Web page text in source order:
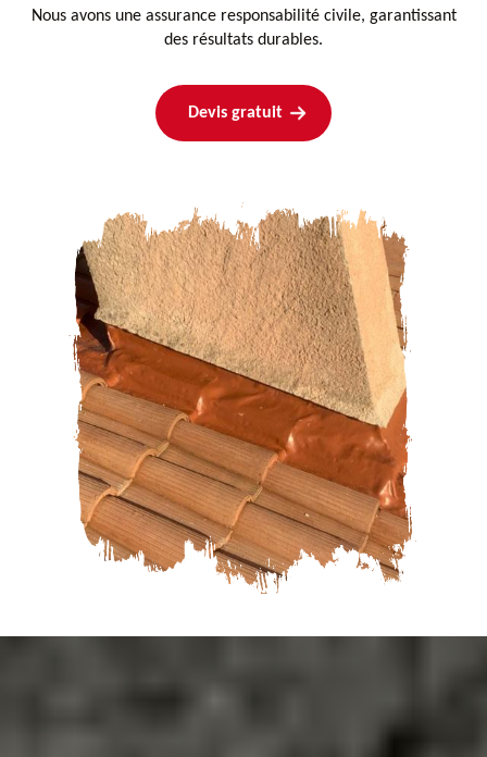
Nous avons une assurance responsabilité civile, garantissant
des résultats durables.
Devis gratuit